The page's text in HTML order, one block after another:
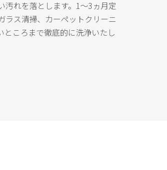
汚れを落とします。1～3ヵ月定
ラス清掃、カーペットクリーニ
ところまで徹底的に洗浄いたし